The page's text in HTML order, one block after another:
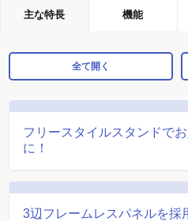
主な特長 機能
全て開く
フリースタイルスタンドで
に！
3辺フレームレスパネルを採